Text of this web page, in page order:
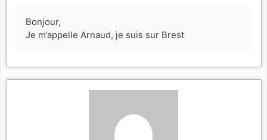
Bonjour,
Je m’appelle Arnaud, je suis sur Brest